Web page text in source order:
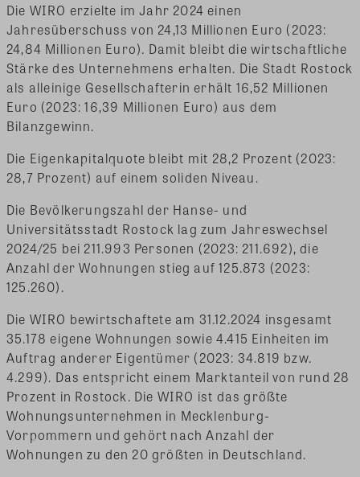
Die WIRO erzielte im Jahr 2024 einen
Jahresüberschuss von 24,13 Millionen Euro (2023:
24,84 Millionen Euro). Damit bleibt die wirtschaftliche
Stärke des Unternehmens erhalten. Die Stadt Rostock
als alleinige Gesellschafterin erhält 16,52 Millionen
Euro (2023: 16,39 Millionen Euro) aus dem
Bilanzgewinn.
Die Eigenkapitalquote bleibt mit 28,2 Prozent (2023:
28,7 Prozent) auf einem soliden Niveau.
Die Bevölkerungszahl der Hanse- und
Universitätsstadt Rostock lag zum Jahreswechsel
2024/25 bei 211.993 Personen (2023: 211.692), die
Anzahl der Wohnungen stieg auf 125.873 (2023:
125.260).
Die WIRO bewirtschaftete am 31.12.2024 insgesamt
35.178 eigene Wohnungen sowie 4.415 Einheiten im
Auftrag anderer Eigentümer (2023: 34.819 bzw.
4.299). Das entspricht einem Marktanteil von rund 28
Prozent in Rostock. Die WIRO ist das größte
Wohnungsunternehmen in Mecklenburg-
Vorpommern und gehört nach Anzahl der
Wohnungen zu den 20 größten in Deutschland.